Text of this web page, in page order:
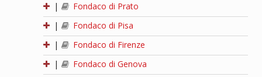
|
Fondaco di Prato
|
Fondaco di Pisa
|
Fondaco di Firenze
|
Fondaco di Genova